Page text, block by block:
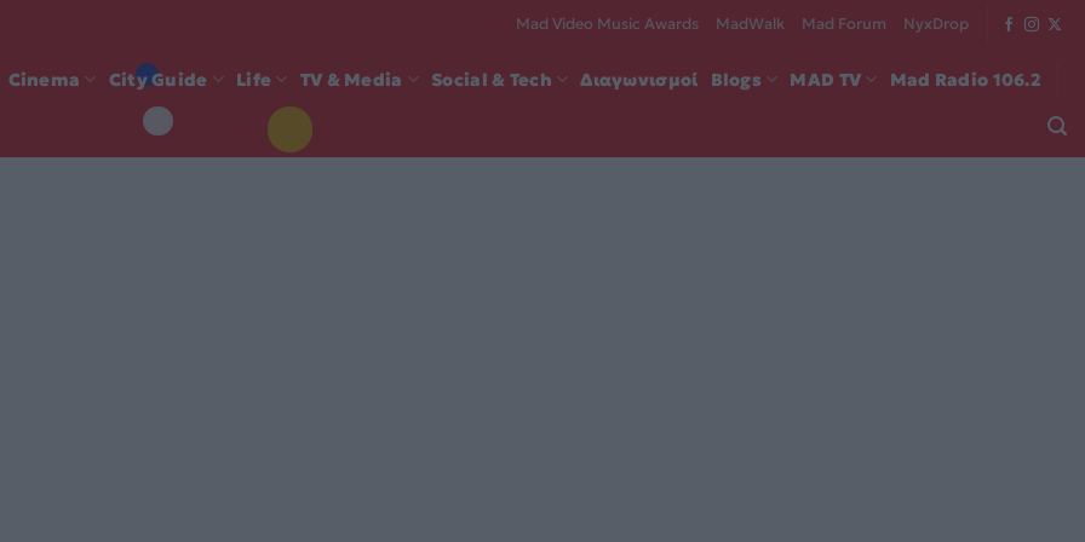
Mad Video Music Awards MadWalk Mad Forum NyxDrop
Cinema City Guide Life TV & Media Social & Tech Διαγωνισμοί Blogs MAD TV Mad Radio 106.2